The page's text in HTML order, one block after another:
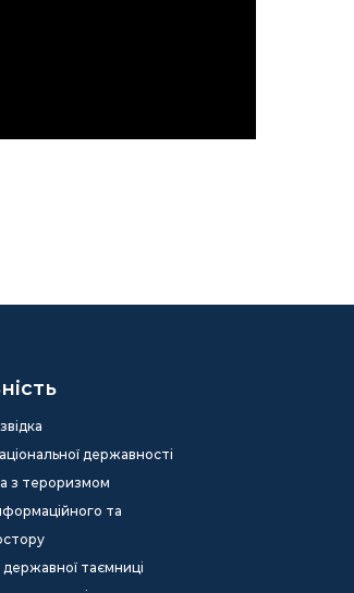
державності
з тероризмом
та
таємниці